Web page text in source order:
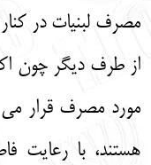
مصرف لبنیات در
از طرف دیگر چون
مورد مصرف قرار می‌
هستند، با رعایت